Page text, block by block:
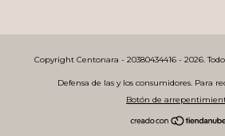
Copyright Centonara - 20380434416 - 2026.
Defensa de las y los consumidores. Para
Botón de